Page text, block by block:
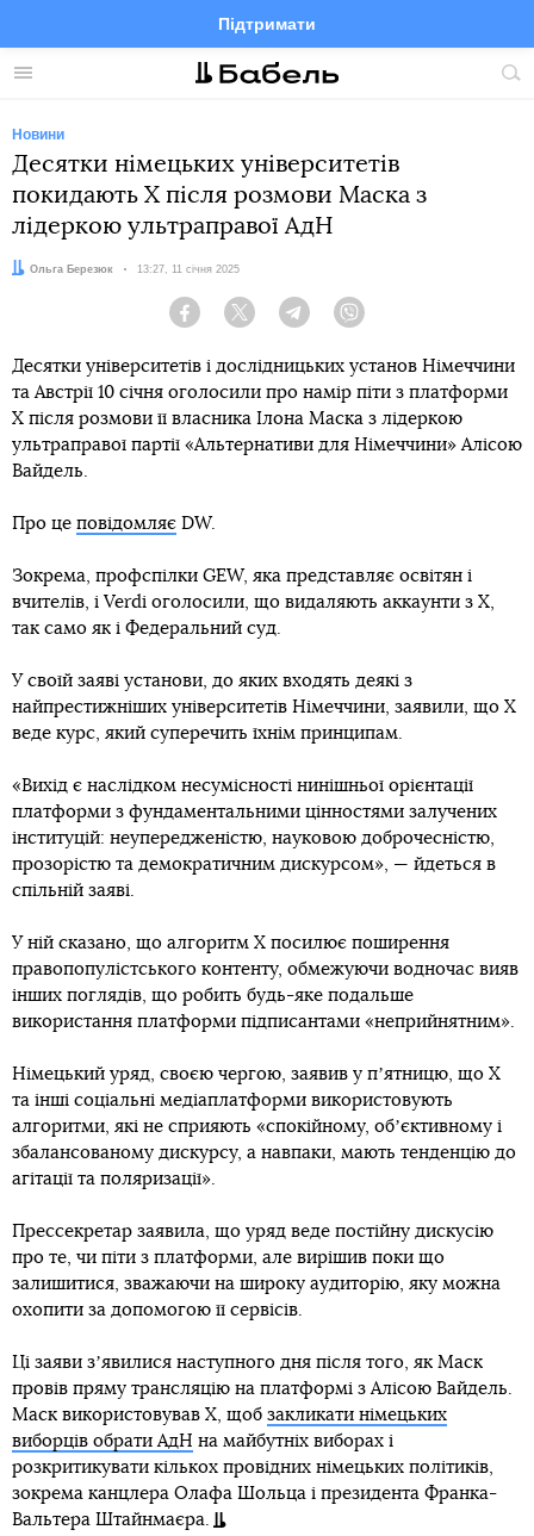
Меню
Підтримати
FacebookTelegramTwitter
Новини
Десятки німецьких університетів
покидають Х після розмови Маска з
лідеркою ультраправої АдН
Автор:
Ольга Березюк Дата:
13:27, 11 січня 2025
Facebook Twitter Telegram
Десятки університетів і дослідницьких установ Німеччини
та Австрії 10 січня оголосили про намір піти з платформи
X після розмови її власника Ілона Маска з лідеркою
ультраправої партії «Альтернативи для Німеччини» Алісою
Вайдель.
Про це повідомляє DW.
Зокрема, профспілки GEW, яка представляє освітян і
вчителів, і Verdi оголосили, що видаляють аккаунти з X,
так само як і Федеральний суд.
У своїй заяві установи, до яких входять деякі з
найпрестижніших університетів Німеччини, заявили, що X
веде курс, який суперечить їхнім принципам.
«Вихід є наслідком несумісності нинішньої орієнтації
платформи з фундаментальними цінностями залучених
інституцій: неупередженістю, науковою доброчесністю,
прозорістю та демократичним дискурсом», — йдеться в
спільній заяві.
У ній сказано, що алгоритм X посилює поширення
правопопулістського контенту, обмежуючи водночас вияв
інших поглядів, що робить будь-яке подальше
використання платформи підписантами «неприйнятним».
Німецький уряд, своєю чергою, заявив у пʼятницю, що X
та інші соціальні медіаплатформи використовують
алгоритми, які не сприяють «спокійному, обʼєктивному і
збалансованому дискурсу, а навпаки, мають тенденцію до
агітації та поляризації».
Прессекретар заявила, що уряд веде постійну дискусію
про те, чи піти з платформи, але вирішив поки що
залишитися, зважаючи на широку аудиторію, яку можна
охопити за допомогою її сервісів.
Ці заяви зʼявилися наступного дня після того, як Маск
провів пряму трансляцію на платформі з Алісою Вайдель.
Маск використовував X, щоб закликати німецьких
виборців обрати АдН на майбутніх виборах і
розкритикувати кількох провідних німецьких політиків,
зокрема канцлера Олафа Шольца і президента Франка-
Вальтера Штайнмаєра.